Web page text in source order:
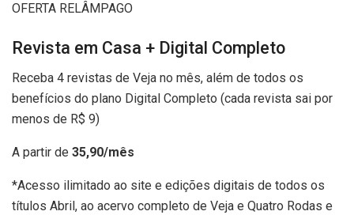
OFERTA RELÂMPAGO
Revista em Casa + Digital Completo
Receba 4 revistas de Veja no mês, além de todos os
benefícios do plano Digital Completo (cada revista sai por
menos de R$ 9)
A partir de 35,90/mês
*Acesso ilimitado ao site e edições digitais de todos os
títulos Abril, ao acervo completo de Veja e Quatro Rodas e